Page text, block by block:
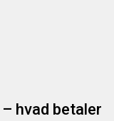
hvad betaler